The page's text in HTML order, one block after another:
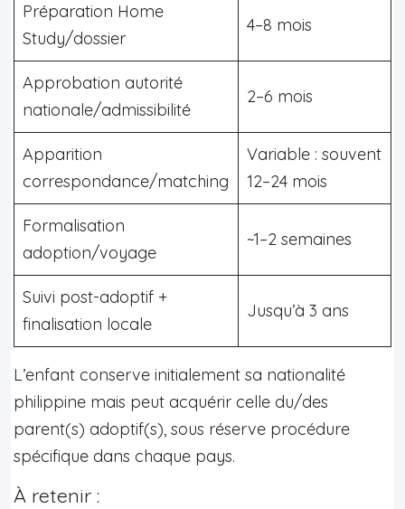
Préparation Home
Study/dossier
4–8 mois
Approbation autorité
nationale/admissibilité
2–6 mois
Apparition
correspondance/matching
Variable : souvent
12–24 mois
Formalisation
adoption/voyage
~1–2 semaines
Suivi post-adoptif +
finalisation locale
Jusqu’à 3 ans
L’enfant conserve initialement sa nationalité
philippine mais peut acquérir celle du/des
parent(s) adoptif(s), sous réserve procédure
spécifique dans chaque pays.
À retenir :